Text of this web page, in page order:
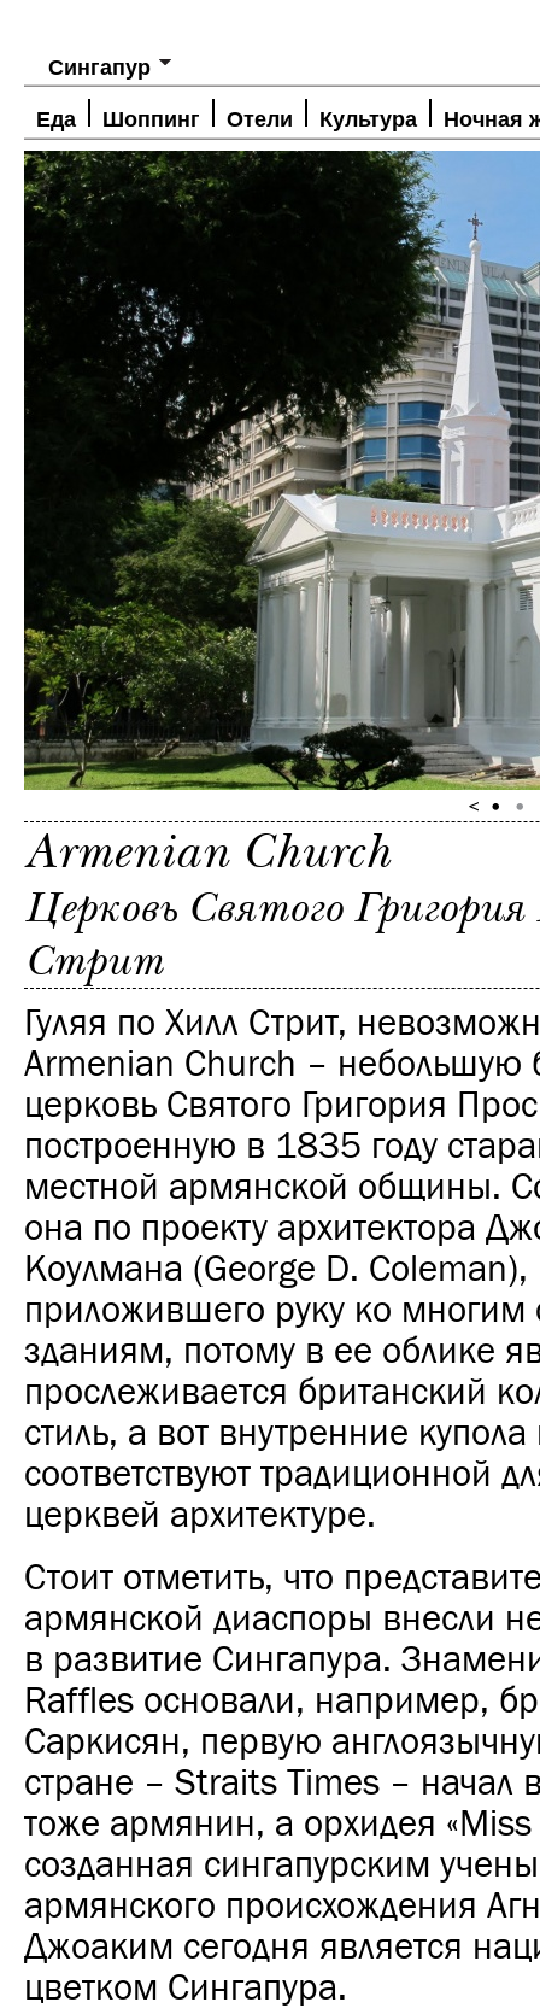
Сингапур
Еда Шоппинг Отели Культура Ночная
Armenian Church
Церковь Святого
Стрит
Гуляя по Хилл Стрит,
Armenian Church – небольшую
церковь Святого Григория
построенную в 1835 году
местной армянской общины.
она по проекту архитектора
Коулмана (George D. Coleman),
приложившего руку ко многим
зданиям, потому в ее облике
прослеживается британский
стиль, а вот внутренние
соответствуют традиционной
церквей архитектуре.
Стоит отметить, что
армянской диаспоры внесли
в развитие Сингапура.
Raffles основали, например,
Саркисян, первую
стране – Straits Times – начал
тоже армянин, а орхидея
созданная сингапурским
армянского происхождения
Джоаким сегодня является
цветком Сингапура.